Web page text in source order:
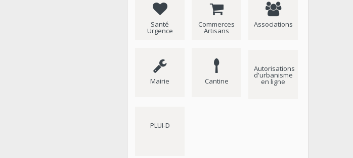
Santé
Urgence
Commerces
Artisans
Associations
Mairie Cantine
Autorisations
d'urbanisme
en ligne
PLUI-D